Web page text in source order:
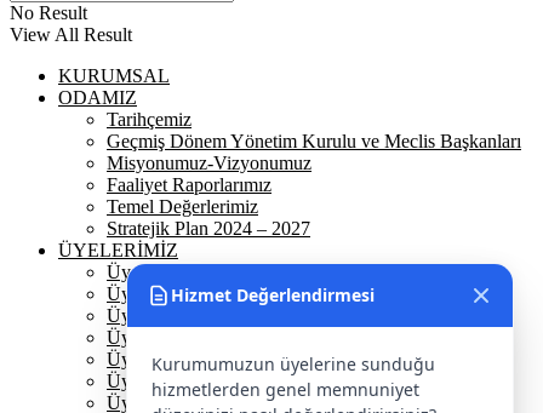
Hizmet Değerlendirmesi
Kurumumuzun üyelerine sunduğu
hizmetlerden genel memnuniyet
No Result
View All Result
KURUMSAL
ODAMIZ
Tarihçemiz
Geçmiş Dönem Yönetim Kurulu ve Meclis Başkanları
Misyonumuz-Vizyonumuz
Faaliyet Raporlarımız
Temel Değerlerimiz
Stratejik Plan 2024 – 2027
ÜYELERİMİZ
Üyelerimiz
Üyelik
Üyelik Ön Başvuru
Üyelik Avantajlarımız
Üye Danışmanına Sor
Üye Sorumluluklarımız
Üye Bilgi Güncelleme Formu